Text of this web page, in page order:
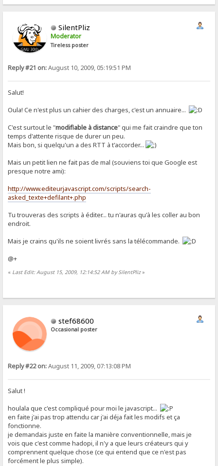
SilentPliz
Moderator
Tireless poster
Reply #21 on:August 10, 2009, 05:19:51 PM
Salut!
Oula! Ce n'est plus un cahier des charges, c'est un annuaire...
C'est surtout le "modifiable à distance" qui me fait craindre que ton
temps d'attente risque de durer un peu.
Mais bon, si quelqu'un a des RTT à t'accorder...
Mais un petit lien ne fait pas de mal (souviens toi que Google est
presque notre ami):
http://www.editeurjavascript.com/scripts/search-
asked_texte+defilant+.php
Tu trouveras des scripts à éditer... tu n'auras qu'à les coller au bon
endroit.
Mais je crains qu'ils ne soient livrés sans la télécommande.
@+
« Last Edit: August 15, 2009, 12:14:52 AM by SilentPliz»
stef68600
Occasional poster
Reply #22 on:August 11, 2009, 07:13:08 PM
Salut !
houlala que c'est compliqué pour moi le javascript...
en faite j'ai pas trop attendu car j'ai déja fait les modifs et ça
fonctionne.
je demandais juste en faite la manière conventionnelle, mais je
vois que c'est comme hadopi, il n'y a que leurs créateurs qui y
comprennent quelque chose (ce qui entend que ce n'est pas
forcément le plus simple).